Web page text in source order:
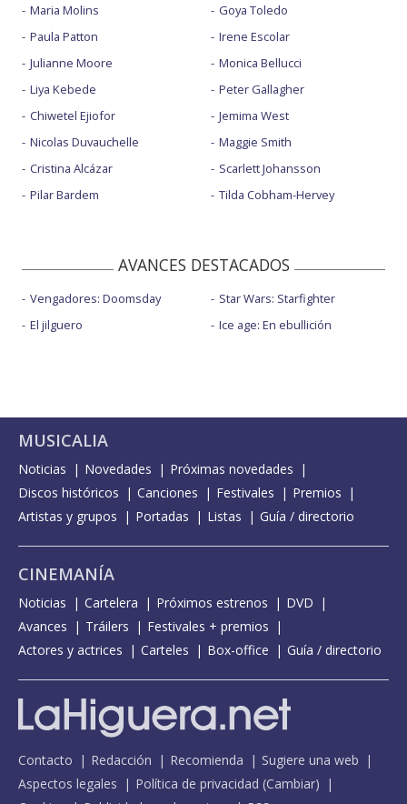
Maria Molins
Paula Patton
Julianne Moore
Liya Kebede
Chiwetel Ejiofor
Nicolas Duvauchelle
Cristina Alcázar
Pilar Bardem
Goya Toledo
Irene Escolar
Monica Bellucci
Peter Gallagher
Jemima West
Maggie Smith
Scarlett Johansson
Tilda Cobham-Hervey
AVANCES DESTACADOS
Vengadores: Doomsday
El jilguero
Star Wars: Starfighter
Ice age: En ebullición
MUSICALIA
Noticias Novedades
Próximas novedades
Discos históricos
Canciones Festivales
Premios
Artistas y grupos
Portadas Listas Guía / directorio
CINEMANÍA
Noticias Cartelera Próximos estrenos
DVD
Avances
Tráilers
Festivales + premios
Actores y actrices
Carteles Box-office Guía / directorio
Contacto Redacción Recomienda
Sugiere una web
Aspectos legales
Política de privacidad (Cambiar)